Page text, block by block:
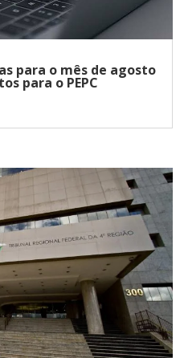
para o mês de agosto
para o PEPC